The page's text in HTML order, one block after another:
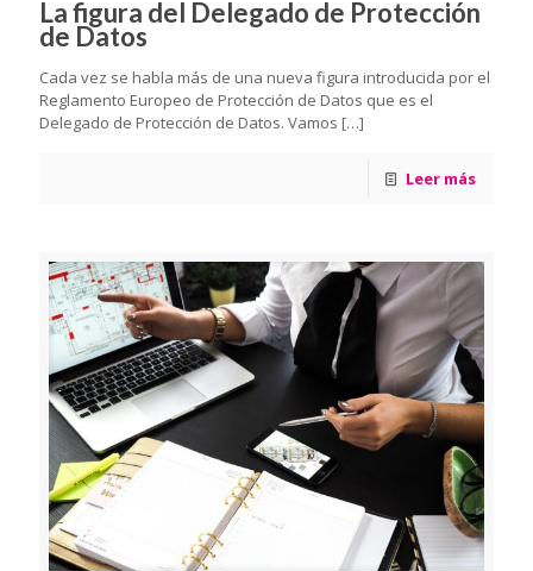
La figura del Delegado de Protección
de Datos
Cada vez se habla más de una nueva figura introducida por el
Reglamento Europeo de Protección de Datos que es el
Delegado de Protección de Datos. Vamos […]
Leer más